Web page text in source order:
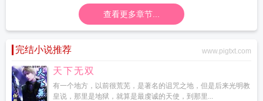
和前夫哥在离婚综艺吃瓜免费txt我和前夫的哥he了
和前夫哥在离婚综艺吃瓜
和前夫哥在离婚综艺吃瓜by守约和前夫哥在离婚综艺吃瓜笔趣阁
查看更多章节...
完结小说推荐 www.pigtxt.com
天下无双
有一个地方，以前很荒芜，是著名的诅咒之地，但是后来光明教
皇说，那里是地狱，就算是最虔诚的天使，到那里...